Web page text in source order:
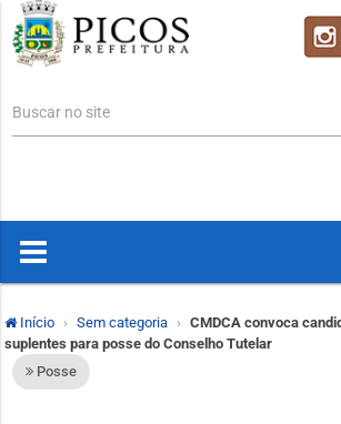
Buscar no site
Início Sem categoria
CMDCA convoca
suplentes para posse do Conselho Tutelar
Posse